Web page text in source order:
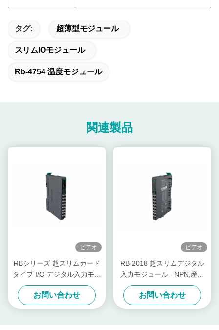
タグ: 超薄型モジュール
スリムIOモジュール
Rb-4754 温度モジュール
関連製品
ビデオ
RBシリーズ 超スリムカード
タイプ I/O デジタル入力モジ
ュール 57mA RB-200H オー
ダーメイド
お問い合わせ
ビデオ
RB-2018 超スリムデジタル
入力モジュール - NPN,産業
自動化用のRBシリーズカー
ドタイプI/O
お問い合わせ